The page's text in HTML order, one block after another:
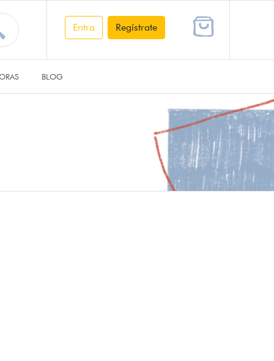
Entra Regístrate
BLOG